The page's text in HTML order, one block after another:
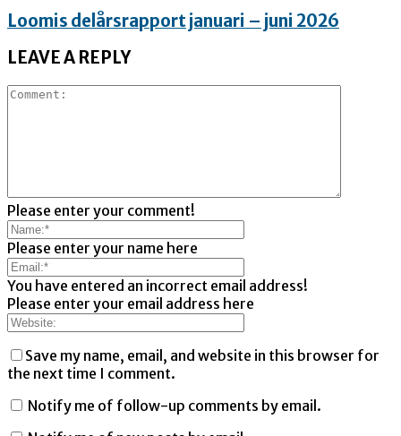
Loomis delårsrapport januari – juni 2026
LEAVE A REPLY
Please enter your comment!
Please enter your name here
You have entered an incorrect email address!
Please enter your email address here
Save my name, email, and website in this browser for
the next time I comment.
Notify me of follow-up comments by email.